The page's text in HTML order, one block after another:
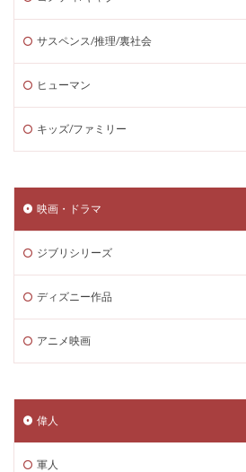
サスペンス/推理/裏社会
ヒューマン
キッズ/ファミリー
映画・ドラマ
ジブリシリーズ
ディズニー作品
アニメ映画
偉人
軍人